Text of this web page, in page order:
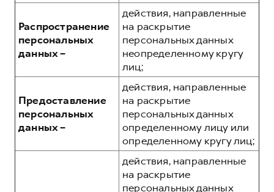
Распространение
персональных
данных –
действия, направленные
на раскрытие
персональных данных
неопределенному кругу
лиц;
Предоставление
персональных
данных –
действия, направленные
на раскрытие
персональных данных
определенному лицу или
определенному кругу лиц;
действия, направленные
на раскрытие
персональных данных